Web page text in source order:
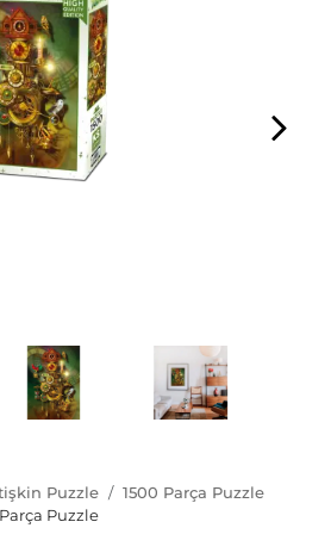
Puzzle
1500 Parça Puzzle
Puzzle